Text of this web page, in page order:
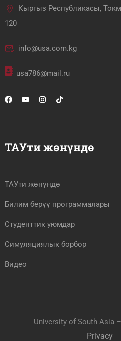
Кыргыз Республикасы,
120
info@usa.com.kg
usa786@mail.ru
ТАУти жөнүндө
ТАУти жөнүндө
Билим берүү программалары
Студенттик уюмдар
Симуляциялык борбор
Видео
University of South Asia
Privacy